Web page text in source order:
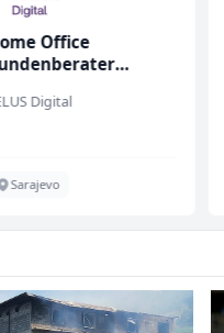
Office
Digital
Sarajevo